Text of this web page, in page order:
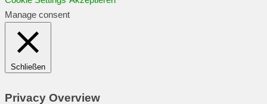
Manage consent
Schließen
Privacy Overview